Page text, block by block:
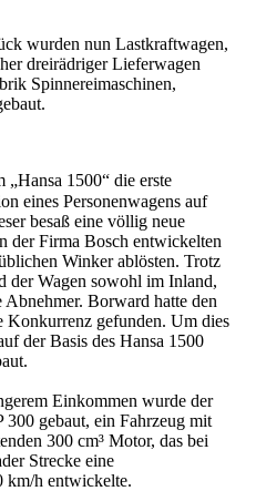
wurden nun Lastkraftwagen,
dreirädriger Lieferwagen
Spinnereimaschinen,
Hansa 1500 die erste
eines Personenwagens auf
besaß eine völlig neue
der Firma Bosch entwickelten
Winker ablösten. Trotz
der Wagen sowohl im Inland,
Borward hatte den
Konkurrenz gefunden. Um dies
der Basis des Hansa 1500
Einkommen wurde der
gebaut, ein Fahrzeug mit
300 cm³ Motor, das bei
Strecke eine
km/h entwickelte.